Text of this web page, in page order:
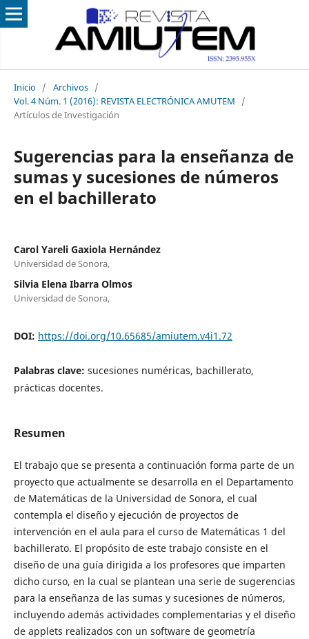
Inicio / Archivos /
Vol. 4 Núm. 1 (2016): REVISTA ELECTRÓNICA AMUTEM
/
Artículos de Investigación
Sugerencias para la enseñanza de
sumas y sucesiones de números
en el bachillerato
Carol Yareli Gaxiola Hernández
Universidad de Sonora,
Silvia Elena Ibarra Olmos
Universidad de Sonora,
DOI: https://doi.org/10.65685/amiutem.v4i1.72
Palabras clave: sucesiones numéricas, bachillerato,
prácticas docentes.
Resumen
El trabajo que se presenta a continuación forma parte de un
proyecto que actualmente se desarrolla en el Departamento
de Matemáticas de la Universidad de Sonora, el cual
contempla el diseño y ejecución de proyectos de
intervención en el aula para el curso de Matemáticas 1 del
bachillerato. El propósito de este trabajo consiste en el
diseño de una guía dirigida a los profesores que imparten
dicho curso, en la cual se plantean una serie de sugerencias
para la enseñanza de las sumas y sucesiones de números,
incluyendo además actividades complementarias y el diseño
de applets realizados con un software de geometría